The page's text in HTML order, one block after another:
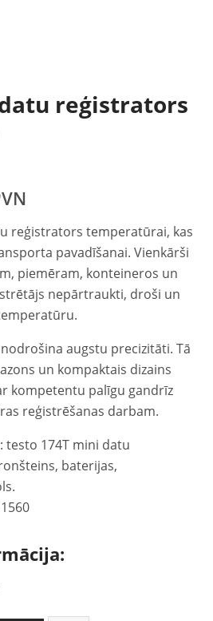
reģistrators
reģistrators temperatūrai, kas
pavadīšanai. Vienkārši
piemēram, konteineros un
nepārtraukti, droši un
augstu precizitāti. Tā
un kompaktais dizains
kompetentu palīgu gandrīz
reģistrēšanas darbam.
testo 174T mini datu
baterijas,